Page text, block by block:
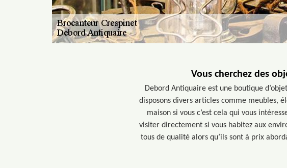
Vous cherchez des
Debord Antiquaire est une boutique
disposons divers articles comme meubles,
maison si vous c’est cela qui vous
visiter directement si vous habitez aux
tous de qualité alors qu’ils sont à prix